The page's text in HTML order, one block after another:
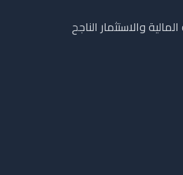
والاستثمار الناجح